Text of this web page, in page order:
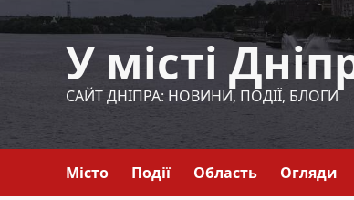
до
У місті
САЙТ ДНІПРА: НОВИНИ, ПОДІЇ, БЛОГИ
Місто Події Область Огляди